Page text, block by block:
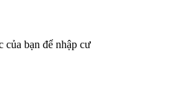
của bạn để nhập cư